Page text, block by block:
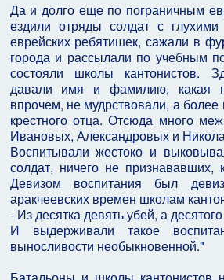
Да и долго еще по пограничным
ездили отряды солдат с
еврейских ребятишек, сажали в
города и рассылали по учебным
состояли школы кантонистов.
давали имя и фамилию, какая
впрочем, не мудрствовали, а
крестного отца. Отсюда много
Ивановых, Александровых и
Воспитывали жестоко и
солдат, ничего не признававших,
Девизом воспитания был
аракчеевских времен школам
- Из десятка девять убей, а
И выдерживали такое
выносливости необыкновенной."